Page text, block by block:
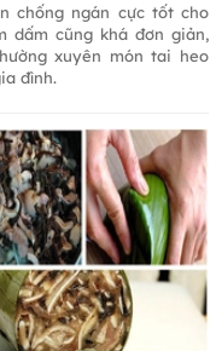
chống ngán cực tốt cho
dấm cũng khá đơn giản,
xuyên món tai heo
đình.